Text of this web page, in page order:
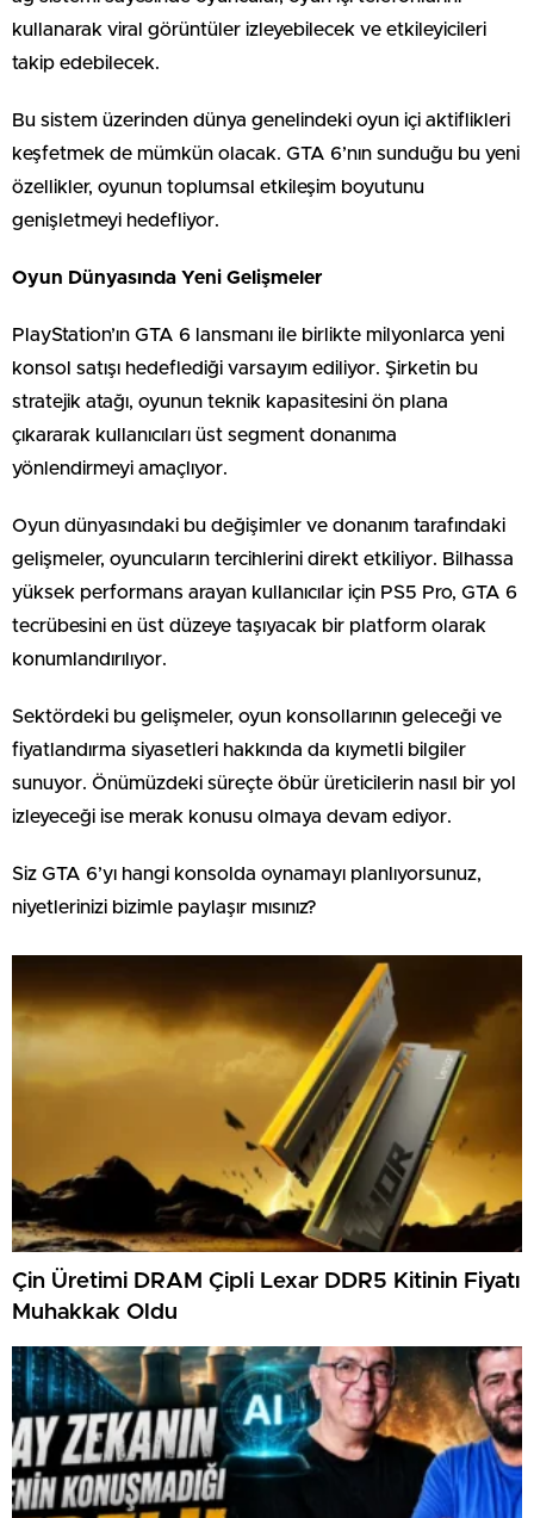
kullanarak viral görüntüler izleyebilecek ve etkileyicileri
takip edebilecek.
Bu sistem üzerinden dünya genelindeki oyun içi aktiflikleri
keşfetmek de mümkün olacak. GTA 6’nın sunduğu bu yeni
özellikler, oyunun toplumsal etkileşim boyutunu
genişletmeyi hedefliyor.
Oyun Dünyasında Yeni Gelişmeler
PlayStation’ın GTA 6 lansmanı ile birlikte milyonlarca yeni
konsol satışı hedeflediği varsayım ediliyor. Şirketin bu
stratejik atağı, oyunun teknik kapasitesini ön plana
çıkararak kullanıcıları üst segment donanıma
yönlendirmeyi amaçlıyor.
Oyun dünyasındaki bu değişimler ve donanım tarafındaki
gelişmeler, oyuncuların tercihlerini direkt etkiliyor. Bilhassa
yüksek performans arayan kullanıcılar için PS5 Pro, GTA 6
tecrübesini en üst düzeye taşıyacak bir platform olarak
konumlandırılıyor.
Sektördeki bu gelişmeler, oyun konsollarının geleceği ve
fiyatlandırma siyasetleri hakkında da kıymetli bilgiler
sunuyor. Önümüzdeki süreçte öbür üreticilerin nasıl bir yol
izleyeceği ise merak konusu olmaya devam ediyor.
Siz GTA 6’yı hangi konsolda oynamayı planlıyorsunuz,
niyetlerinizi bizimle paylaşır mısınız?
Çin Üretimi DRAM Çipli Lexar DDR5 Kitinin Fiyatı
Muhakkak Oldu